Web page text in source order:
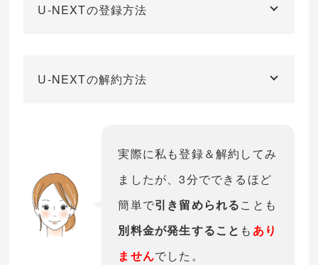
U-NEXTの登録方法
U-NEXTの解約方法
実際に私も登録＆解約してみ
ましたが、3分でできるほど
簡単で引き留められることも
別料金が発生すること も あり
ませんでした。